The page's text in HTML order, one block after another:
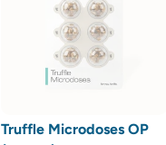
Truffle Microdoses OP